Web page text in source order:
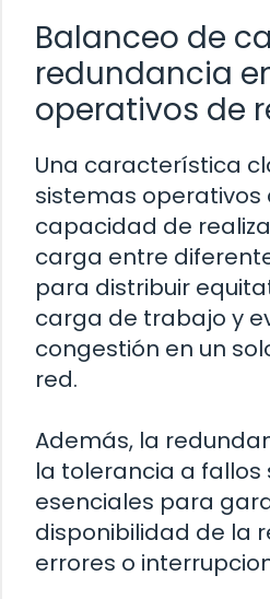
Balanceo de
redundancia
operativos de
Una característica
sistemas operativos
capacidad de
carga entre
para distribuir
carga de trabajo y
congestión en un
red.
Además, la
la tolerancia a fallos
esenciales para
disponibilidad de la
errores o